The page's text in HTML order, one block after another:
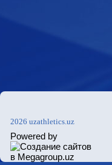
2026 uzathletics.uz
Powered by